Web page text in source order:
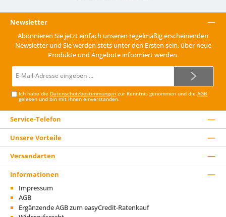
Newsletter
Abonnieren Sie jetzt einfach unseren regelmäßig erscheinenden
Newsletter und Sie werden stets unter den Ersten sein, über neue
Produkte und Angebote informiert werden.
Mail-
Ich habe die Datenschutzbestimmungen zur Kenntnis genommen und dieAGB
gelesen und bin mit ihnen einverstanden.
Service-Telefon
Unsere Vorteile
Versandarten
Informationen
Impressum
AGB
Ergänzende AGB zum easyCredit-Ratenkauf